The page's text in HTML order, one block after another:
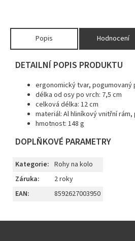
Popis Hodnocení
DETAILNÍ POPIS PRODUKTU
ergonomický tvar, pogumovaný
délka od osy po vrch: 7,5 cm
celková délka: 12 cm
materiál: Al hliníkový vnitřní rám,
hmotnost: 148 g
DOPLŇKOVÉ PARAMETRY
Kategorie: Rohy na kolo
Záruka:
2 roky
EAN: 8592627003950
Z